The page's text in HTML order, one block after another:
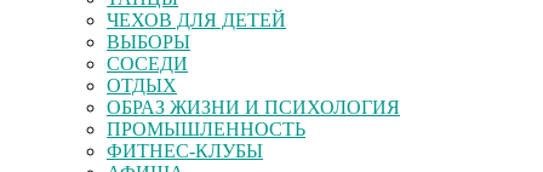
ЧЕХОВ ДЛЯ ДЕТЕЙ
ВЫБОРЫ
СОСЕДИ
ОТДЫХ
ОБРАЗ ЖИЗНИ И ПСИХОЛОГИЯ
ПРОМЫШЛЕННОСТЬ
ФИТНЕС-КЛУБЫ